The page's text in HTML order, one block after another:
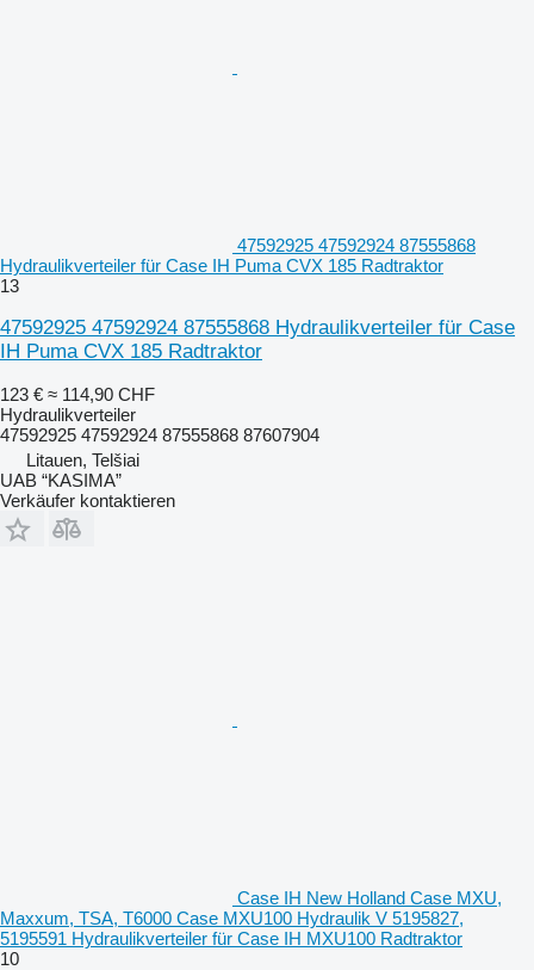
47592925 47592924 87555868
Hydraulikverteiler für Case IH Puma CVX 185 Radtraktor
13
47592925 47592924 87555868 Hydraulikverteiler für Case
IH Puma CVX 185 Radtraktor
123 € ≈ 114,90 CHF
Hydraulikverteiler
47592925 47592924 87555868 87607904
Litauen, Telšiai
UAB “KASIMA”
Verkäufer kontaktieren
Case IH New Holland Case MXU,
Maxxum, TSA, T6000 Case MXU100 Hydraulik V 5195827,
5195591 Hydraulikverteiler für Case IH MXU100 Radtraktor
10